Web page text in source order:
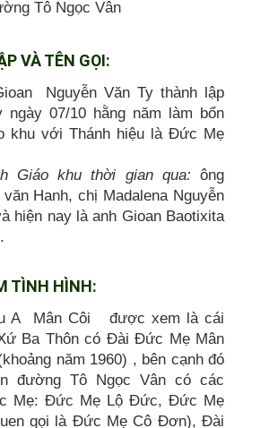
Tô Ngọc Vân
VÀ TÊN GỌI:
Nguyễn Văn Ty thành lập
ngày 07/10 hằng năm làm bổn
khu với Thánh hiệu là Đức Mẹ
Giáo khu thời gian qua: ông
Hanh, chị Madalena Nguyễn
hiện nay là anh Gioan Baotixita
TÌNH HÌNH:
A Mân Côi được xem là cái
Ba Thôn có Đài Đức Mẹ Mân
năm 1960) , bên cạnh đó
đường Tô Ngọc Vân có các
Mẹ: Đức Mẹ Lộ Đức, Đức Mẹ
gọi là Đức Mẹ Cô Đơn), Đài